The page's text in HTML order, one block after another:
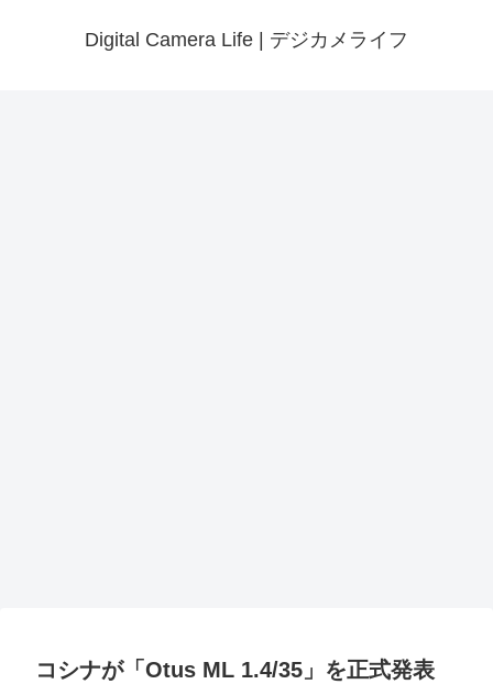
Digital Camera Life | デジカメライフ
コシナが「Otus ML 1.4/35」を正式発表